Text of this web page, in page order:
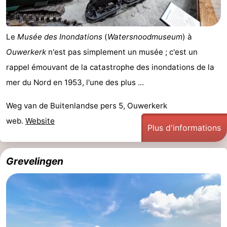
Méridionale
-
Leiden
Bollenstreek
-
Nature
Hollands
-
Noordwijk
-
Scheveningen
-
La
Haye
-
Rotterdam
-
Rockanje
Zeeland
Le Musée des Inondations (Watersnoodmuseum) à
Ouwerkerk n'est pas simplement un musée ; c'est un
rappel émouvant de la catastrophe des inondations de la
mer du Nord en 1953, l'une des plus ...
Weg van de Buitenlandse pers 5, Ouwerkerk
web. Website
Plus d'informations
Grevelingen